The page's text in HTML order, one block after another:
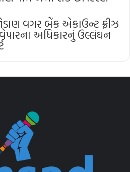
વગર બેંક એકાઉન્ટ ફ્રીઝ
અધિકારનું ઉલ્લંઘન